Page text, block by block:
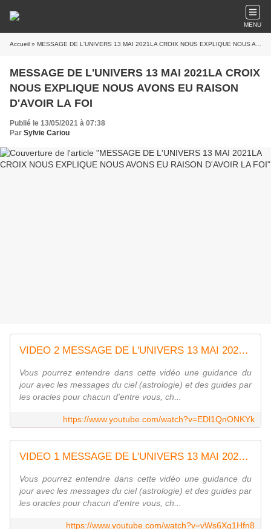
MENU
Accueil » MESSAGE DE L'UNIVERS 13 MAI 2021LA CROIX NOUS EXPLIQUE NOUS AVONS EU RAISON D'AVOIR LA FOI
MESSAGE DE L'UNIVERS 13 MAI 2021LA CROIX
NOUS EXPLIQUE NOUS AVONS EU RAISON
D'AVOIR LA FOI
Publié le 13/05/2021 à 07:38
Par Sylvie Cariou
VIDEO 2 MESSAGE DE L'UNIVERS 13 MAI 2021LA CROIX NOUS EXPLIQUE NOUS AVONS EU RAISON D'AVOIR LA FOI
Vous pourrez entendre dans cette vidéo une guidance du
jour avec les messages du ciel (astrologie) et des guides par
les oracles pour chacun d'entre vous, ch...
https://www.youtube.com/watch?v=EDl1QnONKYk
VIDEO 1 MESSAGE DE L'UNIVERS 13 MAI 2021LA CROIX NOUS EXPLIQUE NOUS AVONS EU RAISON D'AVOIR LA FOI
Vous pourrez entendre dans cette vidéo une guidance du
jour avec les messages du ciel (astrologie) et des guides par
les oracles pour chacun d'entre vous, ch...
https://www.youtube.com/watch?v=vWs6Xq1Hfn8